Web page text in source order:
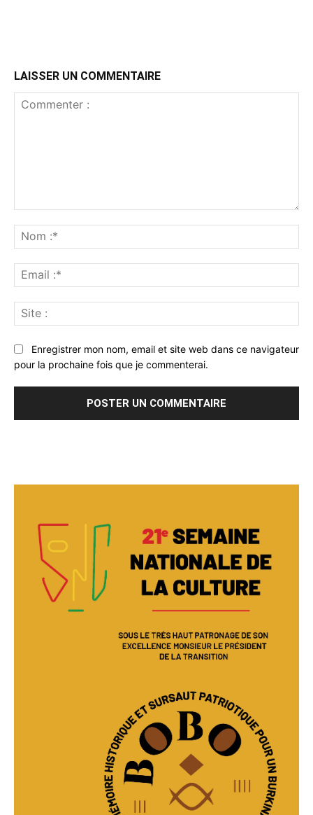
LAISSER UN COMMENTAIRE
:*
:*
:
Enregistrer mon nom, email et site web dans ce navigateur
pour la prochaine fois que je commenterai.